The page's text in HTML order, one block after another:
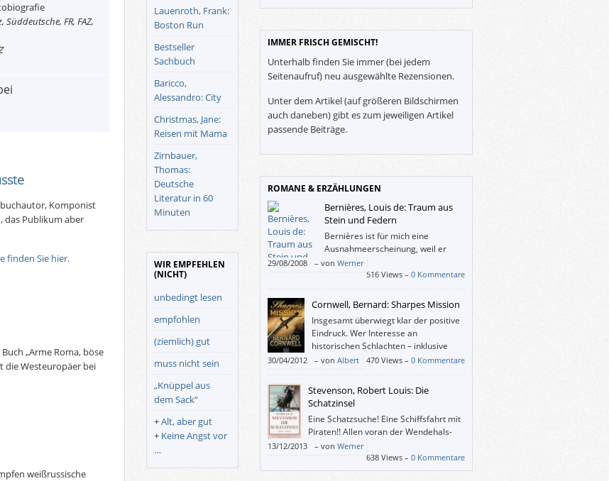
Süddeutsche, FR, FAZ,
Komponist
das Publikum aber
finden Sie hier.
„Arme Roma, böse
die Westeuropäer bei
weißrussische
Lauenroth, Frank:
Boston Run
Bestseller
Sachbuch
Baricco,
Alessandro: City
Christmas, Jane:
Reisen mit Mama
Zirnbauer,
Thomas:
Deutsche
Literatur in 60
Minuten
WIR EMPFEHLEN
(NICHT)
unbedingt lesen
empfohlen
(ziemlich) gut
muss nicht sein
„Knüppel aus
dem Sack“
+Alt, aber gut
+ Keine Angst vor
…
IMMER FRISCH GEMISCHT!
Unterhalb finden Sie immer (bei jedem
Seitenaufruf) neu ausgewählte Rezensionen.
Unter dem Artikel (auf größeren Bildschirmen
auch daneben) gibt es zum jeweiligen Artikel
passende Beiträge.
ROMANE & ERZÄHLUNGEN
Bernières, Louis de: Traum aus
Stein und Federn
Bernières ist für mich eine
Ausnahmeerscheinung, weil er
schreibt, als wäre er ein Grieche
(“Corellis Mandoline”), als wäre er ein
Südamerikaner (“Senor Vivo und die Kokabriefe”),
als wäre es ein Leichtes, im 21. Jahrhundert
unbekümmert und ungebrochen mit einem
Roman Ideen zu transportieren und mit Literatur
kulinarische Geschichte(n) zu erzählen.
29/08/2008 – von Werner
516 Views – 0 Kommentare
Cornwell, Bernard: Sharpes Mission
Insgesamt überwiegt klar der positive
Eindruck. Wer Interesse an
historischen Schlachten – inklusive
aller Gräueltaten – mitbringt, wird gut
unterhalten.
30/04/2012 – von Albert 470 Views – 0 Kommentare
Stevenson, Robert Louis: Die
Schatzinsel
Eine Schatzsuche! Eine Schiffsfahrt mit
Piraten!! Allen voran der Wendehals-
Schurke John Silver!!! Und als
Dreingabe, so Nohl, „sprachliche Prägnanz,
atmosphärische Dichte und lebendige
13/12/2013 – von Werner
638 Views – 0 Kommentare